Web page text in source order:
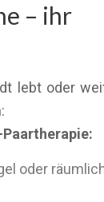
– ihr
lebt oder
oder